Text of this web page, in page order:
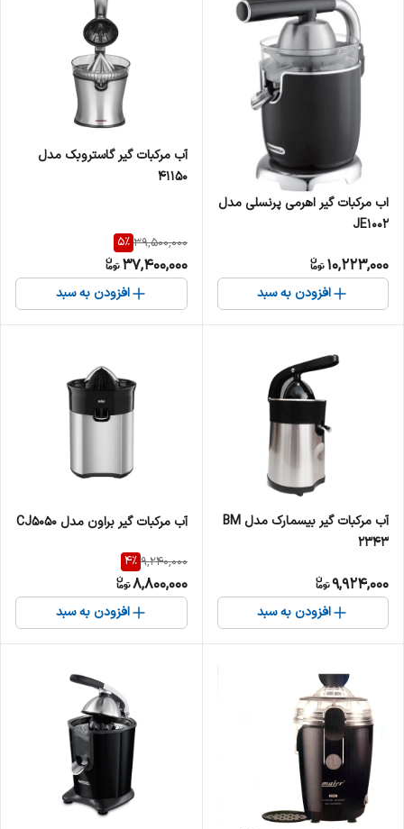
اب مرکبات گیر اهرمی پرنسلی مدل
JE1002
10,223,000
افزودن به سبد
آب مرکبات گیر گاستروبک مدل
41150
39,500,000
5%
37,400,000
افزودن به سبد
آب مرکبات گیر بیسمارک مدل BM
2343
9,924,000
افزودن به سبد
آب مرکبات گیر براون مدل CJ5050
9,240,000
4%
8,800,000
افزودن به سبد